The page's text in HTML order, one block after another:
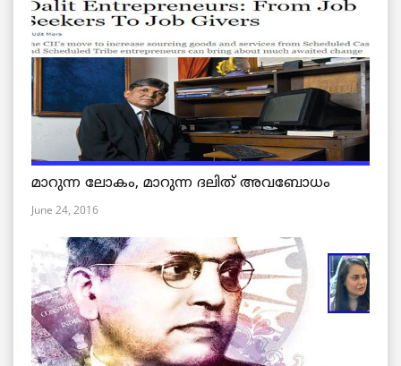
മാറുന്ന ലോകം, മാറുന്ന ദലിത് അവബോധം
June 24, 2016